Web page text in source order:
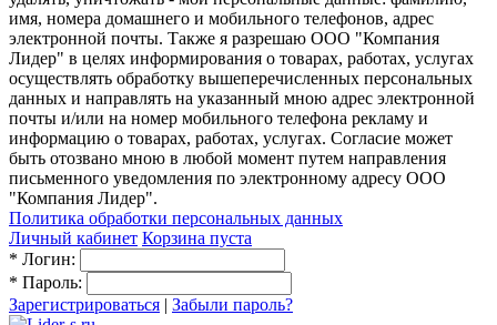
имя, номера домашнего и мобильного телефонов, адрес
электронной почты. Также я разрешаю ООО "Компания
Лидер" в целях информирования о товарах, работах, услугах
осуществлять обработку вышеперечисленных персональных
данных и направлять на указанный мною адрес электронной
почты и/или на номер мобильного телефона рекламу и
информацию о товарах, работах, услугах. Согласие может
быть отозвано мною в любой момент путем направления
письменного уведомления по электронному адресу ООО
"Компания Лидер".
Политика обработки персональных данных
Личный кабинет Корзина пуста
* Логин:
* Пароль:
Зарегистрироваться | Забыли пароль?